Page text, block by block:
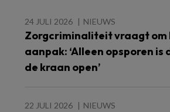
24 JULI 2026 NIEUWS
Zorgcriminaliteit vraagt om
aanpak: ‘Alleen opsporen is
de kraan open’
22 JULI 2026 NIEUWS